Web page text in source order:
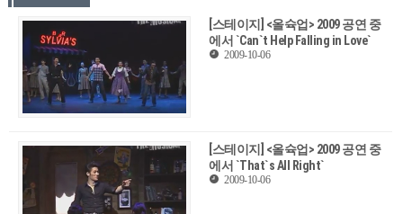
[스테이지] <올슉업> 2009 공연 중
에서 `Can`t Help Falling in Love`
2009-10-06
[스테이지] <올슉업> 2009 공연 중
에서 `That`s All Right`
2009-10-06